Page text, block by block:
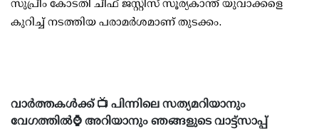
സുപ്രീം കോടതി ചീഫ് ജസ്റ്റിസ് സൂര്യകാന്ത് യുവാക്കളെ
കുറിച്ച് നടത്തിയ പരാമര്‍ശമാണ് തുടക്കം.
വാർത്തകൾക്ക് 📺 പിന്നിലെ സത്യമറിയാനും
വേഗത്തിൽ⌚ അറിയാനും ഞങ്ങളുടെ വാട്ട്സാപ്പ്